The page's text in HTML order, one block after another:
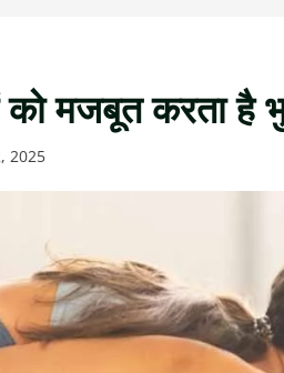
को मजबूत करता है
2025